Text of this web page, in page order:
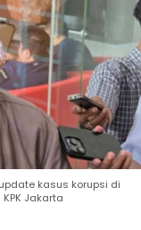
kasus korupsi di
Jakarta